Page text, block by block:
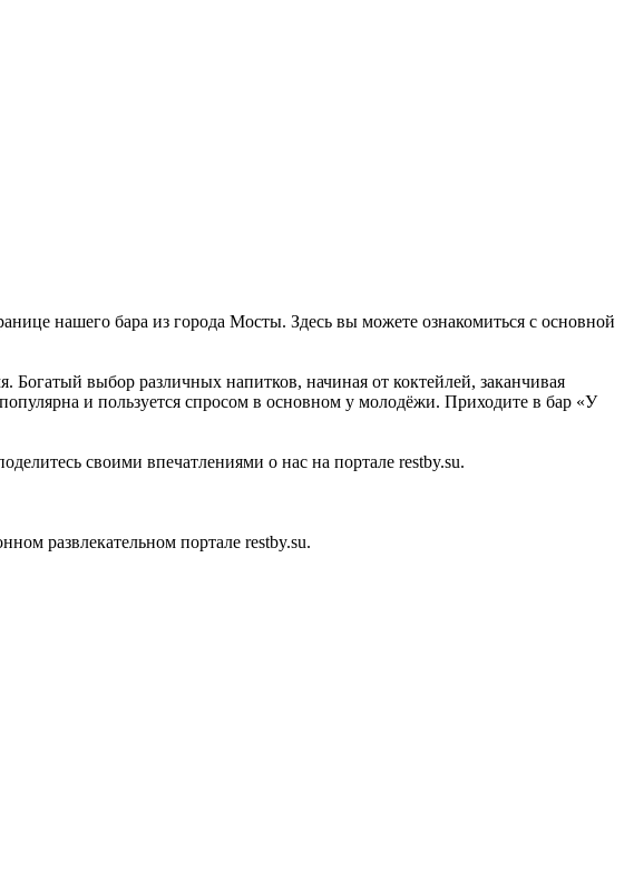
нашего бара из города Мосты. Здесь вы можете ознакомиться с основной
выбор различных напитков, начиная от коктейлей, заканчивая
и пользуется спросом в основном у молодёжи. Приходите в бар «У
своими впечатлениями о нас на портале restby.su.
развлекательном портале restby.su.